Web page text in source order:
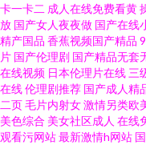
产传媒福利在线 亚洲日本国
奇米在线视频 日韩69 av狼
久久精品嫩草 99精品偷自拍
美腿 夜夜骑加勒比 在线思
卡一卡二 成人在线免费看黄
放 国产女人夜夜做 国产在线
精产国品 香蕉视频国产精品
片 国产伦理剧 国产精品无套
在线视频 日本伦理片在线 三
在线伦理剧推荐 国产成人精
二页毛片内射女激情另类欧
美色综合 美女社区成人 在线
观看污网站最新激情h网站